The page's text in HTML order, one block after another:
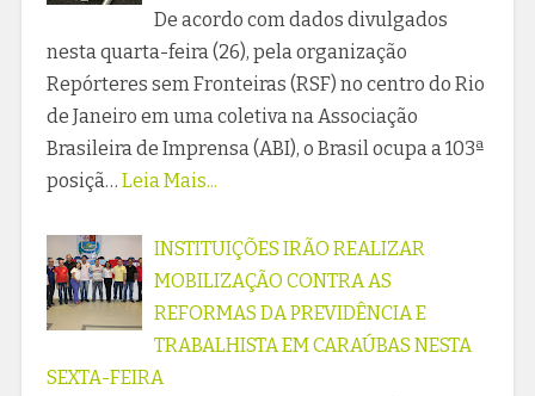
De acordo com dados divulgados
nesta quarta-feira (26), pela organização
Repórteres sem Fronteiras (RSF) no centro do Rio
de Janeiro em uma coletiva na Associação
Brasileira de Imprensa (ABI), o Brasil ocupa a 103ª
posiçã… Leia Mais...
INSTITUIÇÕES IRÃO REALIZAR
MOBILIZAÇÃO CONTRA AS
REFORMAS DA PREVIDÊNCIA E
TRABALHISTA EM CARAÚBAS NESTA
SEXTA-FEIRA